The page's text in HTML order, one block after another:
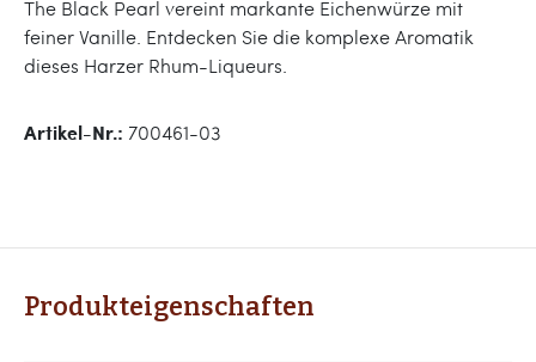
The Black Pearl vereint markante Eichenwürze mit
feiner Vanille. Entdecken Sie die komplexe Aromatik
dieses Harzer Rhum-Liqueurs.
Artikel-Nr.: 700461-03
Produkteigenschaften